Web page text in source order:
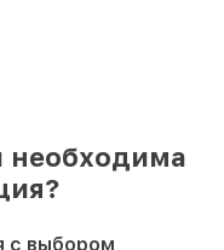
необходима
с выбором